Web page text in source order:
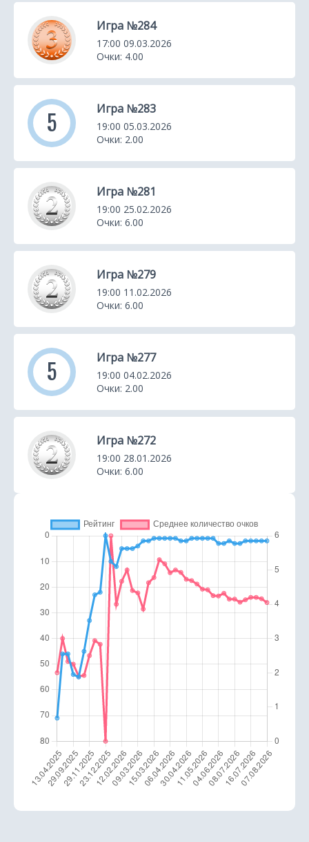
Игра №284
17:00 09.03.2026
Очки: 4.00
5 Игра №283
19:00 05.03.2026
Очки: 2.00
Игра №281
19:00 25.02.2026
Очки: 6.00
Игра №279
19:00 11.02.2026
Очки: 6.00
5 Игра №277
19:00 04.02.2026
Очки: 2.00
Игра №272
19:00 28.01.2026
Очки: 6.00